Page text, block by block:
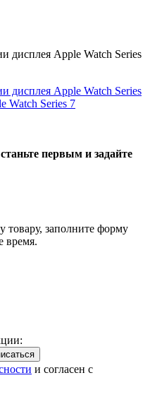
дисплея Apple Watch Series
дисплея Apple Watch Series
Watch Sеries 7
первым и задайте
товару, заполните форму
время.
и согласен с